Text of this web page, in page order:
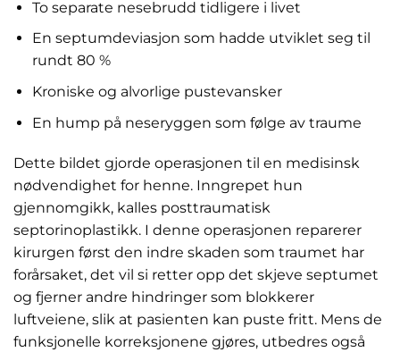
To separate nesebrudd tidligere i livet
En septumdeviasjon som hadde utviklet seg til
rundt 80 %
Kroniske og alvorlige pustevansker
En hump på neseryggen som følge av traume
Dette bildet gjorde operasjonen til en medisinsk
nødvendighet for henne. Inngrepet hun
gjennomgikk, kalles posttraumatisk
septorinoplastikk. I denne operasjonen reparerer
kirurgen først den indre skaden som traumet har
forårsaket, det vil si retter opp det skjeve septumet
og fjerner andre hindringer som blokkerer
luftveiene, slik at pasienten kan puste fritt. Mens de
funksjonelle korreksjonene gjøres, utbedres også